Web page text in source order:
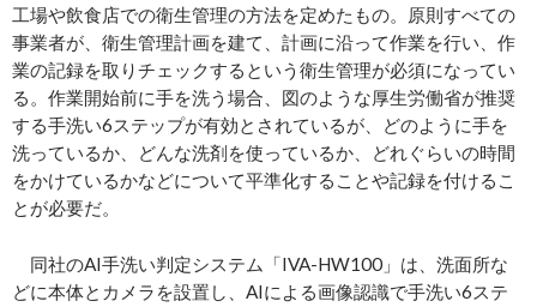
工場や飲食店での衛生管理の方法を定めたもの。原則すべての
事業者が、衛生管理計画を建て、計画に沿って作業を行い、作
業の記録を取りチェックするという衛生管理が必須になってい
る。作業開始前に手を洗う場合、図のような厚生労働省が推奨
する手洗い6ステップが有効とされているが、どのように手を
洗っているか、どんな洗剤を使っているか、どれぐらいの時間
をかけているかなどについて平準化することや記録を付けるこ
とが必要だ。
同社のAI手洗い判定システム「IVA-HW100」は、洗面所な
どに本体とカメラを設置し、AIによる画像認識で手洗い6ステ